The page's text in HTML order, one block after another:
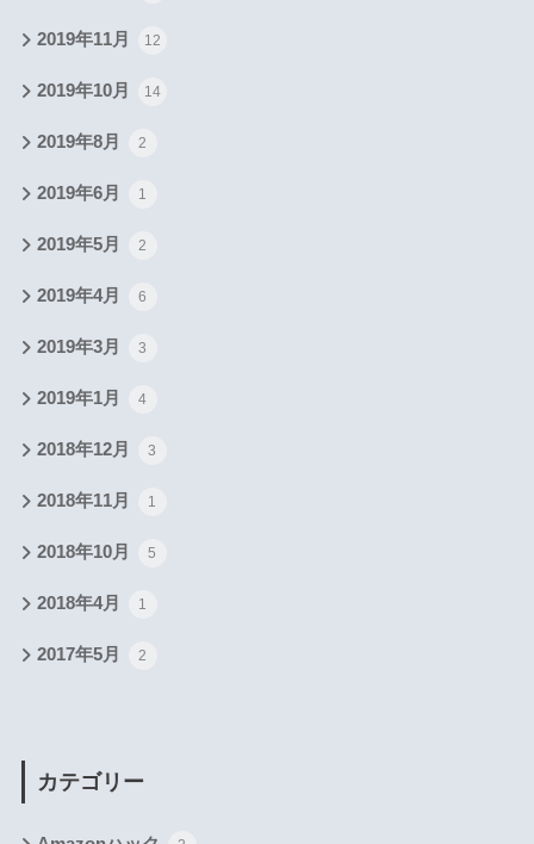
2019年11月 12
2019年10月 14
2019年8月 2
2019年6月 1
2019年5月 2
2019年4月 6
2019年3月 3
2019年1月 4
2018年12月 3
2018年11月 1
2018年10月 5
2018年4月 1
2017年5月 2
カテゴリー